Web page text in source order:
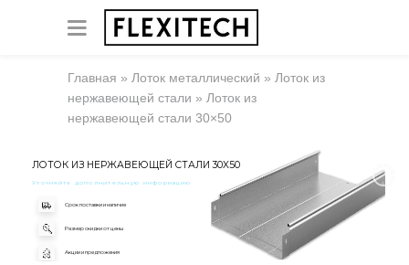
Главная » Лоток металлический » Лоток из
нержавеющей стали » Лоток из
нержавеющей стали 30×50
ЛОТОК ИЗ НЕРЖАВЕЮЩЕЙ СТАЛИ 30X50
Уточняйте дополнительную информацию
Срок поставки и наличие
Размер скидки от цены
Акции и предложения